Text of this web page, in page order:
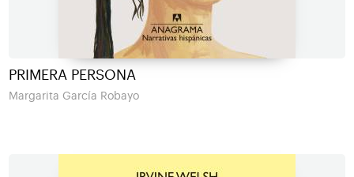
PRIMERA PERSONA
Margarita García Robayo